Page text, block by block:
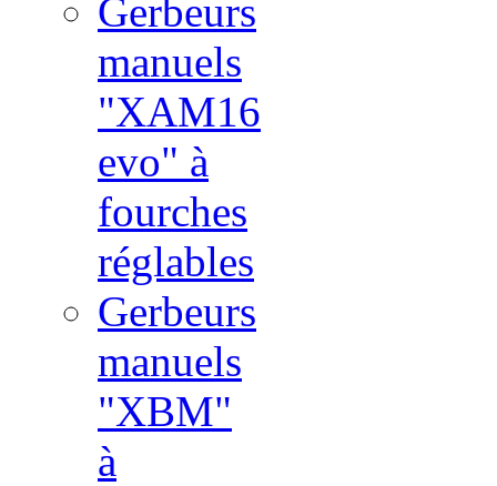
Gerbeurs
manuels
"XAM16
evo" à
fourches
réglables
Gerbeurs
manuels
"XBM"
à